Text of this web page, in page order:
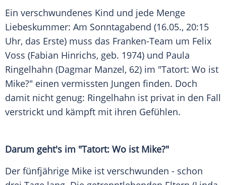
Ein verschwundenes Kind und jede Menge
Liebeskummer: Am Sonntagabend (16.05., 20:15
Uhr, das Erste) muss das Franken-Team um Felix
Voss (Fabian Hinrichs, geb. 1974) und Paula
Ringelhahn (Dagmar Manzel, 62) im "Tatort: Wo ist
Mike?" einen vermissten Jungen finden. Doch
damit nicht genug: Ringelhahn ist privat in den Fall
verstrickt und kämpft mit ihren Gefühlen.
Darum geht's im "Tatort: Wo ist Mike?"
Der fünfjährige Mike ist verschwunden - schon